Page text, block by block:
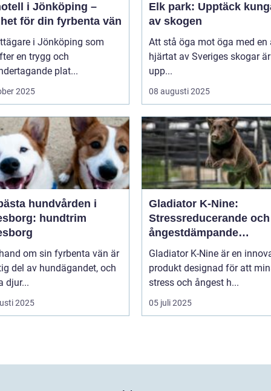
i Jönköping –
för din fyrbenta vän
i Jönköping som
en trygg och
plat...
2025
Elk park: Upptäck
av skogen
Att stå öga mot öga med en
hjärtat av Sveriges skogar
upp...
08 augusti 2025
hundvården i
hundtrim
om sin fyrbenta vän är
del av hundägandet, och
djur...
2025
Gladiator K-Nine:
Stressreducerande och
ångestdämpande
hundhalsband
Gladiator K-Nine är en
produkt designad för att
stress och ångest h...
05 juli 2025